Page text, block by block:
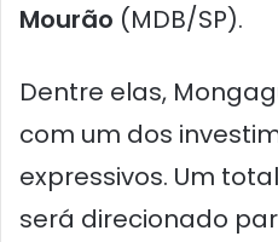
Mourão (MDB/SP).
Dentre elas,
com um dos
expressivos. Um
será direcionado